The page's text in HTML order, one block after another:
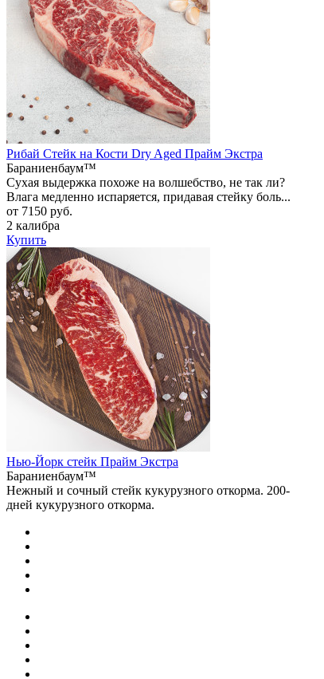
Рибай Стейк на Кости Dry Aged Прайм Экстра
Бараниенбаум™
Сухая выдержка похоже на волшебство, не так ли?
Влага медленно испаряется, придавая стейку боль...
от 7150 руб.
2 калибра
Купить
Нью-Йорк стейк Прайм Экстра
Бараниенбаум™
Нежный и сочный стейк кукурузного откорма. 200-
дней кукурузного откорма.